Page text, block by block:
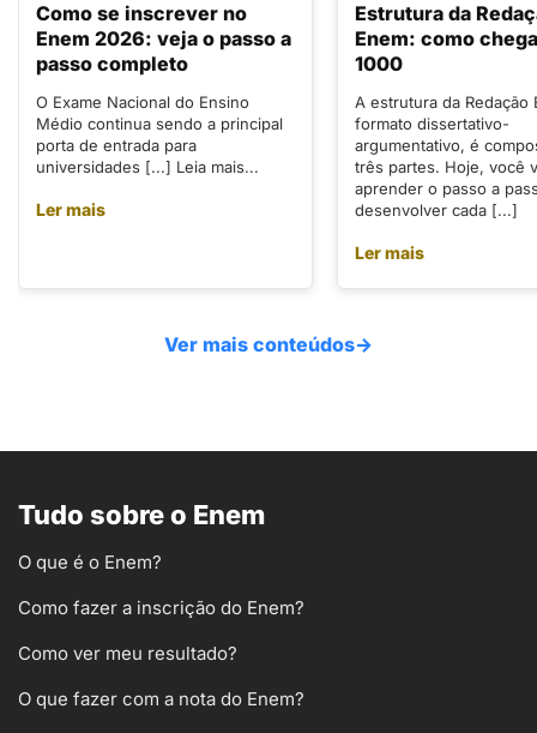
Como se inscrever no
Enem 2026: veja o passo a
passo completo
O Exame Nacional do Ensino
Médio continua sendo a principal
porta de entrada para
universidades [...] Leia mais...
Ler mais
Estrutura da
Enem: como
1000
A estrutura da Redação
formato dissertativo-
argumentativo, é
três partes. Hoje, você
aprender o passo a
desenvolver cada [...]
Ler mais
Ver mais conteúdos→
Tudo sobre o Enem
O que é o Enem?
Como fazer a inscrição do Enem?
Como ver meu resultado?
O que fazer com a nota do Enem?